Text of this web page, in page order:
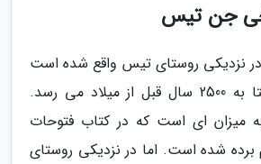
جن تیس
نزدیکی روستای تیس واقع شده است
که قدمت این روستا به 2500 سال قبل از میلاد می رسد.
میزان ای است که در کتاب فتوحات
برده شده است. اما در نزدیکی روستای